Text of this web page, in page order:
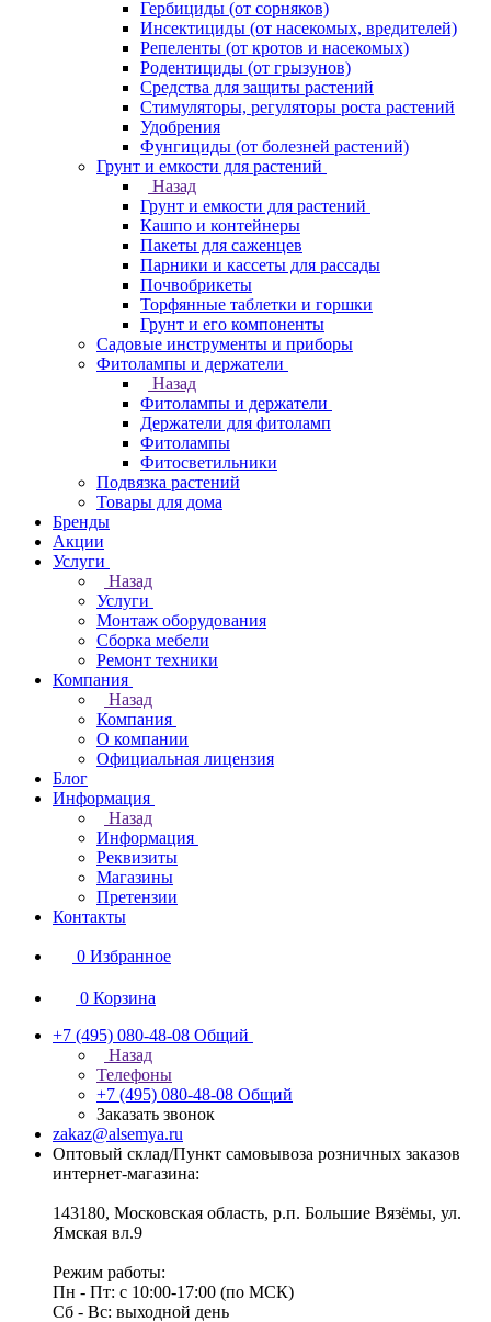
Гербициды (от сорняков)
Инсектициды (от насекомых, вредителей)
Репеленты (от кротов и насекомых)
Родентициды (от грызунов)
Средства для защиты растений
Стимуляторы, регуляторы роста растений
Удобрения
Фунгициды (от болезней растений)
Грунт и емкости для растений
Назад
Грунт и емкости для растений
Кашпо и контейнеры
Пакеты для саженцев
Парники и кассеты для рассады
Почвобрикеты
Торфянные таблетки и горшки
Грунт и его компоненты
Садовые инструменты и приборы
Фитолампы и держатели
Назад
Фитолампы и держатели
Держатели для фитоламп
Фитолампы
Фитосветильники
Подвязка растений
Товары для дома
Бренды
Акции
Услуги
Назад
Услуги
Монтаж оборудования
Сборка мебели
Ремонт техники
Компания
Назад
Компания
О компании
Официальная лицензия
Блог
Информация
Назад
Информация
Реквизиты
Магазины
Претензии
Контакты
0 Избранное
0 Корзина
+7 (495) 080-48-08 Общий
Назад
Телефоны
+7 (495) 080-48-08 Общий
Заказать звонок
zakaz@alsemya.ru
Оптовый склад/Пункт самовывоза розничных заказов
интернет-магазина:
143180, Московская область, р.п. Большие Вязёмы, ул.
Ямская вл.9
Режим работы:
Пн - Пт: с 10:00-17:00 (по МСК)
Сб - Вс: выходной день